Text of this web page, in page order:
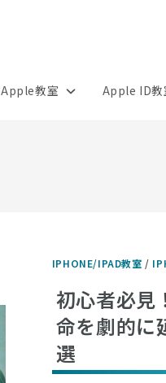
Apple教室 Apple ID教
IPHONE/IPAD教室 /
初心者必見
命を劇的に
選